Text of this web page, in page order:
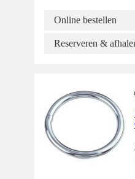
Online bestellen
Reserveren &